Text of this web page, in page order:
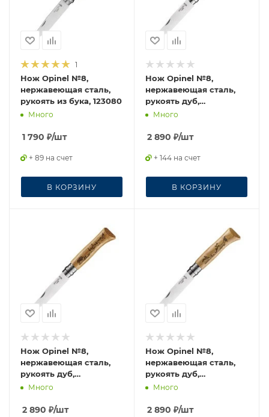
1
Нож Opinel №8,
нержавеющая сталь,
рукоять из бука, 123080
Много
1 790 ₽/шт
+ 89 на счет
В КОРЗИНУ
Нож Opinel №8,
нержавеющая сталь,
рукоять дуб,
гравировка олень,
Много
2 890 ₽/шт
+ 144 на счет
В КОРЗИНУ
Нож Opinel №8,
нержавеющая сталь,
рукоять дуб,
гравировка кабан.
Много
2 890 ₽/шт
Нож Opinel №8,
нержавеющая сталь,
рукоять дуб,
гравировка заяц,
Много
2 890 ₽/шт